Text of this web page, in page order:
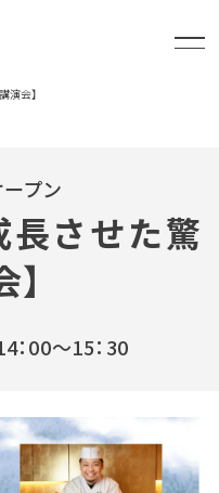
演会】
プン
させた驚
：00～15：30